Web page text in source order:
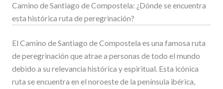
Camino de Santiago de Compostela: ¿Dónde se encuentra
esta histórica ruta de peregrinación?
El Camino de Santiago de Compostela es una famosa ruta
de peregrinación que atrae a personas de todo el mundo
debido a su relevancia histórica y espiritual. Esta icónica
ruta se encuentra en el noroeste de la península ibérica,